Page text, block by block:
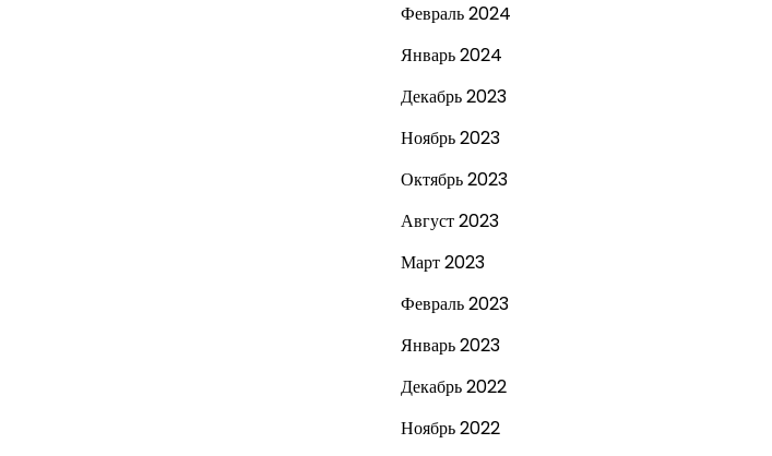
Февраль 2024
Январь 2024
Декабрь 2023
Ноябрь 2023
Октябрь 2023
Август 2023
Март 2023
Февраль 2023
Январь 2023
Декабрь 2022
Ноябрь 2022